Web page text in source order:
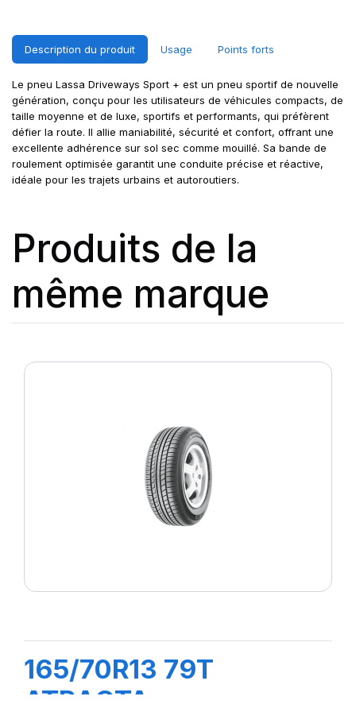
Description du produit Usage Points forts
Le pneu Lassa Driveways Sport + est un pneu sportif de nouvelle
génération, conçu pour les utilisateurs de véhicules compacts, de
taille moyenne et de luxe, sportifs et performants, qui préfèrent
défier la route. Il allie maniabilité, sécurité et confort, offrant une
excellente adhérence sur sol sec comme mouillé. Sa bande de
roulement optimisée garantit une conduite précise et réactive,
idéale pour les trajets urbains et autoroutiers.
Produits de la
même marque
165/70R13 79T